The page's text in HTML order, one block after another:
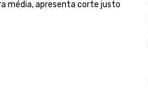
média, apresenta corte justo